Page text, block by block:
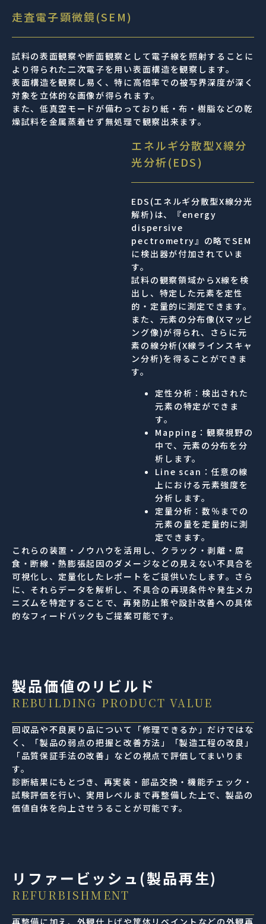
走査電子顕微鏡(SEM)
試料の表面観察や断面観察として電子線を照射することに
より得られた二次電子を用い表面構造を観察します。
表面構造を観察し易く、特に高倍率での被写界深度が深く
対象を立体的な画像が得られます。
また、低真空モードが備わっており紙・布・樹脂などの乾
燥試料を金属蒸着せず無処理で観察出来ます。
エネルギ分散型X線分
光分析(EDS)
EDS(エネルギ分散型X線分光
解析)は、『energy
dispersive
pectrometry』の略でSEM
に検出器が付加されていま
す。
試料の観察領域からX線を検
出し、特定した元素を定性
的・定量的に測定できます。
また、元素の分布像(Xマッピ
ング像)が得られ、さらに元
素の線分析(X線ラインスキャ
ン分析)を得ることができま
す。
定性分析：検出された
元素の特定ができま
す。
Mapping：観察視野の
中で、元素の分布を分
析します。
Line scan：任意の線
上における元素強度を
分析します。
定量分析：数％までの
元素の量を定量的に測
定できます。
これらの装置・ノウハウを活用し、クラック・剥離・腐
食・断線・熱膨張起因のダメージなどの見えない不具合を
可視化し、定量化したレポートをご提供いたします。さら
に、それらデータを解析し、不具合の再現条件や発生メカ
ニズムを特定することで、再発防止策や設計改善への具体
的なフィードバックもご提案可能です。
製品価値のリビルド
REBUILDING PRODUCT VALUE
回収品や不良戻り品について「修理できるか」だけではな
く、「製品の弱点の把握と改善方法」「製造工程の改良」
「品質保証手法の改善」などの視点で評価してまいりま
す。
診断結果にもとづき、再実装・部品交換・機能チェック・
試験評価を行い、実用レベルまで再整備した上で、製品の
価値自体を向上させうることが可能です。
リファービッシュ(製品再生)
REFURBISHMENT